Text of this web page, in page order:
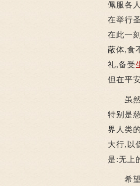
佩服各
在举行
在此一
蔽体,食
礼,备受
但在平
虽然,
特别是
界人类
大行,以
是:无上
希望